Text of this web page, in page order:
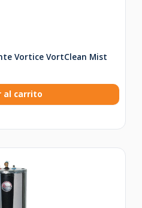
Vortice VortClean Mist
al carrito